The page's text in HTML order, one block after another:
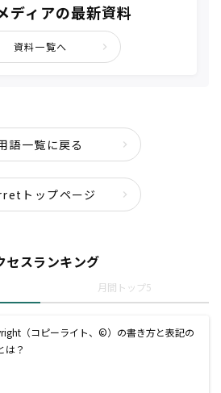
ィアの最新資料
資料一覧へ
語一覧に戻る
トップページ
セスランキング
月間トップ5
（コピーライト、©）の書き方と表記の
は？